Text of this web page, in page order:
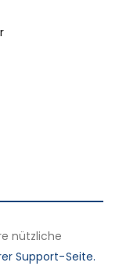
nützliche
Support-Seite.